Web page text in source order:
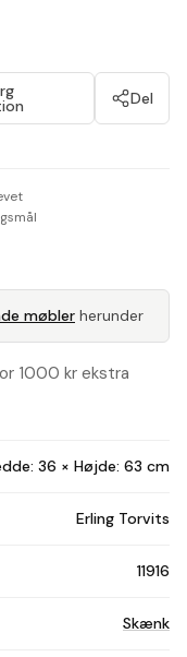
1000 kr ekstra
36 × Højde: 63 cm
Erling Torvits
11916
Skænk
Del
møbler herunder